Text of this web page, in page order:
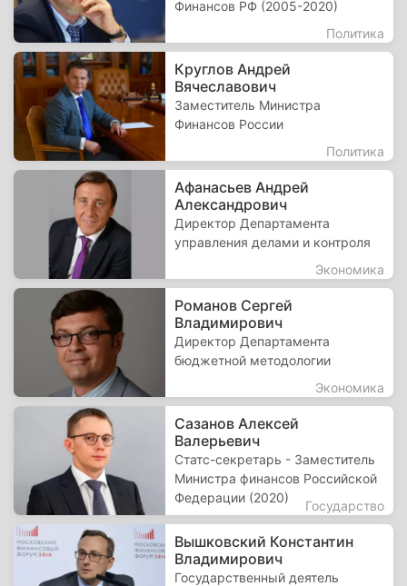
Финансов РФ (2005-2020)
Политика
Круглов Андрей
Вячеславович
Заместитель Министра
Финансов России
Политика
Афанасьев Андрей
Александрович
Директор Департамента
управления делами и контроля
Экономика
Романов Сергей
Владимирович
Директор Департамента
бюджетной методологии
Экономика
Сазанов Алексей
Валерьевич
Статс-секретарь - Заместитель
Министра финансов Российской
Федерации (2020)
Государство
Вышковский Константин
Владимирович
Государственный деятель